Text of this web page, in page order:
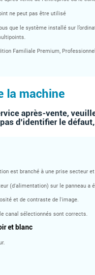
ne peut pas être utilisé
que le système installé sur
Familiale Premium,
la machine
après-vente,
d'identifier le
est branché à une prise secteur
(d'alimentation) sur le panneau a
et de contraste de l'image.
canal sélectionnés sont corrects.
et blanc